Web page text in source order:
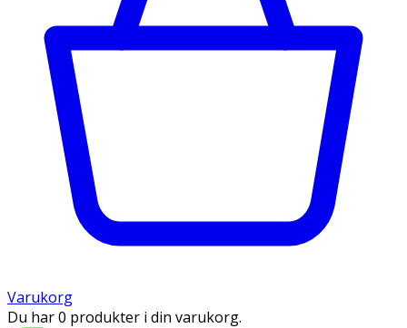
Varukorg
Du har 0 produkter i din varukorg.